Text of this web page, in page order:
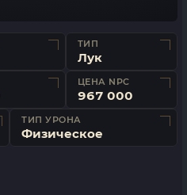
ТИП
Лук
ЦЕНА NPC
967 000
ТИП УРОНА
Физическое